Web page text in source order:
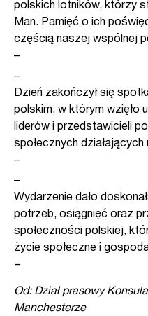
polskich lotników, którzy
Man. Pamięć o ich
częścią naszej wspólnej
–
–
Dzień zakończył się
polskim, w którym wzięło
liderów i przedstawicieli
społecznych działających
–
–
Wydarzenie dało
potrzeb, osiągnięć oraz
społeczności polskiej,
życie społeczne i
–
Od: Dział prasowy
Manchesterze